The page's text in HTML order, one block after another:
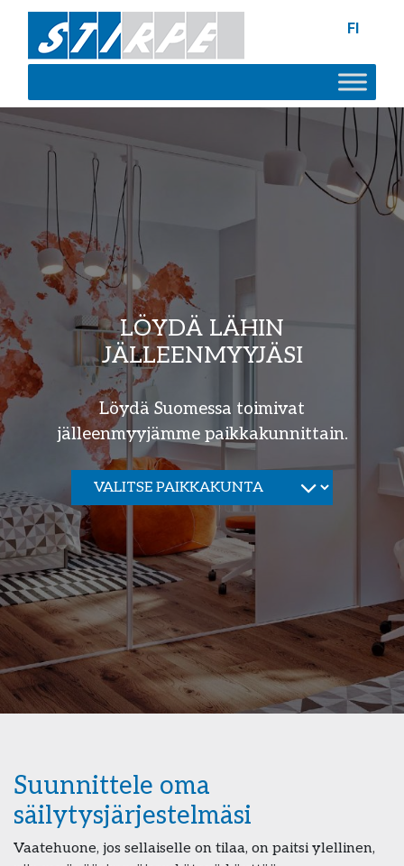
FI
LÖYDÄ LÄHIN
JÄLLEENMYYJÄSI
Löydä Suomessa toimivat
jälleenmyyjämme paikkakunnittain.
Suunnittele oma
säilytysjärjestelmäsi
Vaatehuone, jos sellaiselle on tilaa, on paitsi ylellinen,